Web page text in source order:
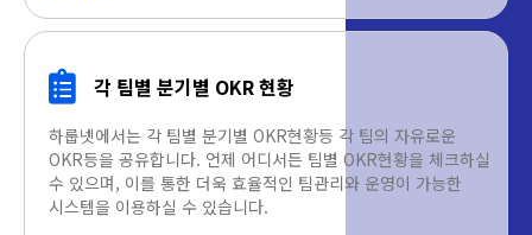
각 팀별 분기별 OKR 현황
하룹넷에서는 각 팀별 분기별 OKR현황등 각 팀의 자유로운
OKR등을 공유합니다. 언제 어디서든 팀별 OKR현황을 체크하실
수 있으며, 이를 통한 더욱 효율적인 팀관리와 운영이 가능한
시스템을 이용하실 수 있습니다.